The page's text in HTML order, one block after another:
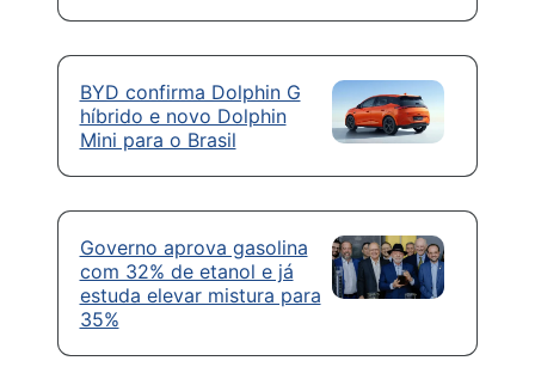
BYD confirma Dolphin G
híbrido e novo Dolphin
Mini para o Brasil
Governo aprova gasolina
com 32% de etanol e já
estuda elevar mistura para
35%